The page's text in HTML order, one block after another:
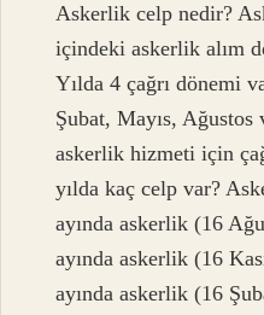
Askerlik celp nedir?
içindeki askerlik alım
Yılda 4 çağrı dönemi
Şubat, Mayıs, Ağustos
askerlik hizmeti için
yılda kaç celp var?
ayında askerlik (16
ayında askerlik (16
ayında askerlik (16